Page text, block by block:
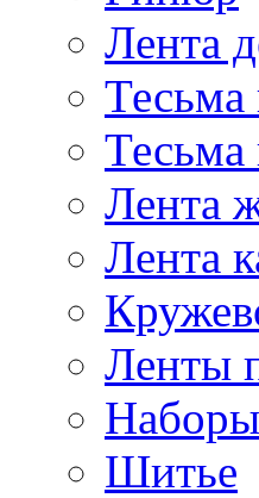
Лента
Тесьма
Тесьма
Лента
Лента
Ленты
Шитье